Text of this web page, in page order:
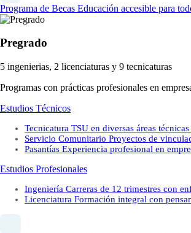
Programa de Becas Educación accesible para
Pregrado
5 ingenierias, 2 licenciaturas y 9 tecnicaturas
Programas con prácticas profesionales en
Estudios Técnicos
Tecnicatura TSU en diversas áreas
Servicio Comunitario Proyectos de
Pasantías Experiencia profesional en
Estudios Profesionales
Ingeniería Carreras de 12 trimestres con
Licenciatura Formación integral con